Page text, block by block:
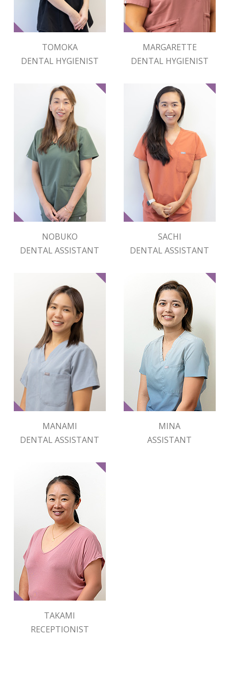
TOMOKA
DENTAL HYGIENIST
MARGARETTE
DENTAL HYGIENIST
NOBUKO
DENTAL ASSISTANT
SACHI
DENTAL ASSISTANT
MANAMI
DENTAL ASSISTANT
MINA
ASSISTANT
TAKAMI
RECEPTIONIST